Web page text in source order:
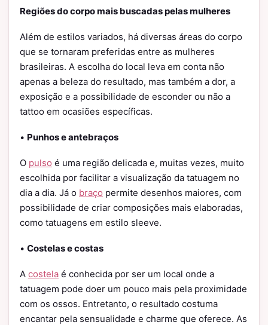
Regiões do corpo mais buscadas pelas mulheres
Além de estilos variados, há diversas áreas do corpo
que se tornaram preferidas entre as mulheres
brasileiras. A escolha do local leva em conta não
apenas a beleza do resultado, mas também a dor, a
exposição e a possibilidade de esconder ou não a
tattoo em ocasiões específicas.
• Punhos e antebraços
O pulso é uma região delicada e, muitas vezes, muito
escolhida por facilitar a visualização da tatuagem no
dia a dia. Já o braço permite desenhos maiores, com
possibilidade de criar composições mais elaboradas,
como tatuagens em estilo sleeve.
• Costelas e costas
A costela é conhecida por ser um local onde a
tatuagem pode doer um pouco mais pela proximidade
com os ossos. Entretanto, o resultado costuma
encantar pela sensualidade e charme que oferece. As